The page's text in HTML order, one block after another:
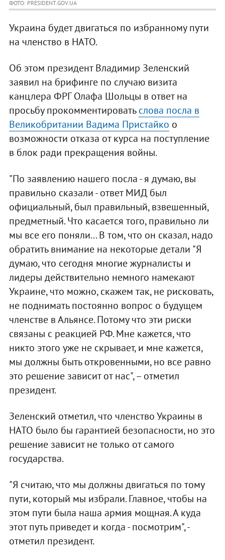
ФОТО: PRESIDENT.GOV.UA
Украина будет двигаться по избранному пути
на членство в НАТО.
Об этом президент Владимир Зеленский
заявил на брифинге по случаю визита
канцлера ФРГ Олафа Шольцы в ответ на
просьбу прокомментироватьслова посла в
Великобритании Вадима Пристайко о
возможности отказа от курса на поступление
в блок ради прекращения войны.
"По заявлению нашего посла - я думаю, вы
правильно сказали - ответ МИД был
официальный, был правильный, взвешенный,
предметный. Что касается того, правильно ли
мы все его поняли... В том, что он сказал, надо
обратить внимание на некоторые детали "Я
думаю, что сегодня многие журналисты и
лидеры действительно немного намекают
Украине, что можно, скажем так, не рисковать,
не поднимать постоянно вопрос о будущем
членстве в Альянсе. Потому что эти риски
связаны с реакцией РФ. Мне кажется, что
никто этого уже не скрывает, и мне кажется,
мы должны быть откровенными, но все равно
это решение зависит от нас", – отметил
президент.
Зеленский отметил, что членство Украины в
НАТО было бы гарантией безопасности, но это
решение зависит не только от самого
государства.
"Я считаю, что мы должны двигаться по тому
пути, который мы избрали. Главное, чтобы на
этом пути была наша армия мощная. А куда
этот путь приведет и когда - посмотрим", -
отметил президент.